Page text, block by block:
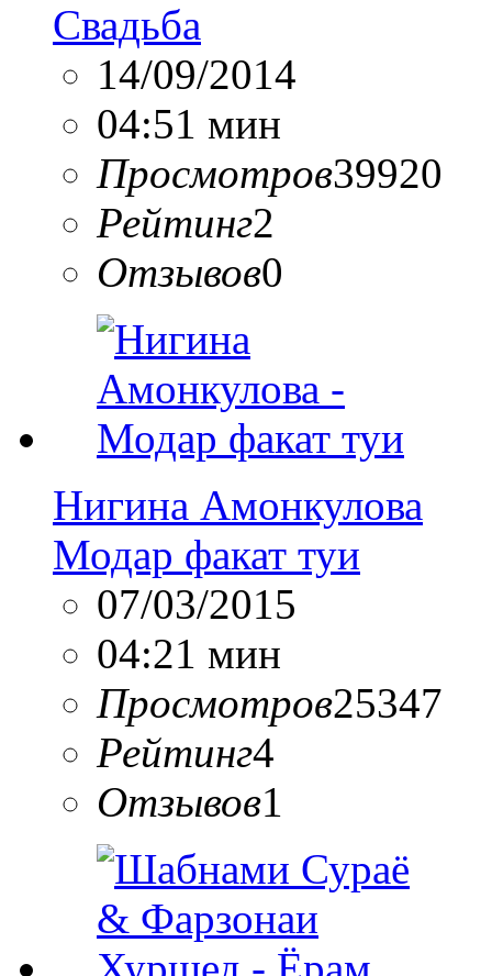
Свадьба
14/09/2014
04:51 мин
Просмотров39920
Рейтинг2
Отзывов0
Нигина Амонкулова
Модар факат туи
07/03/2015
04:21 мин
Просмотров25347
Рейтинг4
Отзывов1